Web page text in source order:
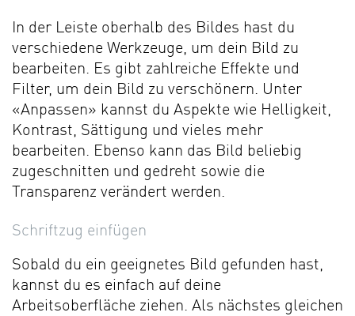
In der Leiste oberhalb des Bildes hast du
verschiedene Werkzeuge, um dein Bild zu
bearbeiten. Es gibt zahlreiche Effekte und
Filter, um dein Bild zu verschönern. Unter
«Anpassen» kannst du Aspekte wie Helligkeit,
Kontrast, Sättigung und vieles mehr
bearbeiten. Ebenso kann das Bild beliebig
zugeschnitten und gedreht sowie die
Transparenz verändert werden.
Schriftzug einfügen
Sobald du ein geeignetes Bild gefunden hast,
kannst du es einfach auf deine
Arbeitsoberfläche ziehen. Als nächstes gleichen